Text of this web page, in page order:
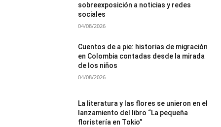
sobreexposición a noticias y redes
sociales
04/08/2026
Cuentos de a pie: historias de migración
en Colombia contadas desde la mirada
de los niños
04/08/2026
La literatura y las flores se unieron en el
lanzamiento del libro “La pequeña
floristería en Tokio”